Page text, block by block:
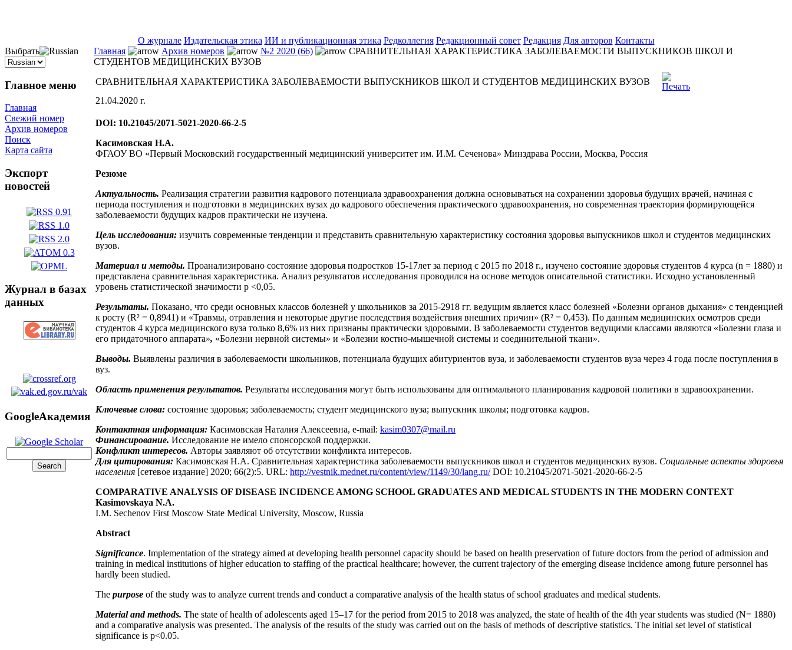
О журнале Издательская этика ИИ и публикационная этика Редколлегия Редакционный совет Редакция Для авторов Контакты
Выбрать
Главное меню
Главная
Свежий номер
Архив номеров
Поиск
Карта сайта
Экспорт
новостей
Журнал в базах
данных
GoogleАкадемия
Главная Архив номеров №2 2020 (66)
СРАВНИТЕЛЬНАЯ ХАРАКТЕРИСТИКА ЗАБОЛЕВАЕМОСТИ ВЫПУСКНИКОВ ШКОЛ И
СТУДЕНТОВ МЕДИЦИНСКИХ ВУЗОВ
СРАВНИТЕЛЬНАЯ ХАРАКТЕРИСТИКА ЗАБОЛЕВАЕМОСТИ ВЫПУСКНИКОВ ШКОЛ И СТУДЕНТОВ МЕДИЦИНСКИХ ВУЗОВ
21.04.2020 г.
DOI: 10.21045/2071-5021-2020-66-2-5
Касимовская Н.А.
ФГАОУ ВО «Первый Московский государственный медицинский университет им. И.М. Сеченова» Минздрава России, Москва, Россия
Резюме
Актуальность. Реализация стратегии развития кадрового потенциала здравоохранения должна основываться на сохранении здоровья будущих врачей, начиная с
периода поступления и подготовки в медицинских вузах до кадрового обеспечения практического здравоохранения, но современная траектория формирующейся
заболеваемости будущих кадров практически не изучена.
Цель исследования: изучить современные тенденции и представить сравнительную характеристику состояния здоровья выпускников школ и студентов медицинских
вузов.
Материал и методы. Проанализировано состояние здоровья подростков 15-17лет за период с 2015 по 2018 г., изучено состояние здоровья студентов 4 курса (n = 1880) и
представлена сравнительная характеристика. Анализ результатов исследования проводился на основе методов описательной статистики. Исходно установленный
уровень статистической значимости р <0,05.
Результаты. Показано, что среди основных классов болезней у школьников за 2015-2918 гг. ведущим является класс болезней «Болезни органов дыхания» с тенденцией
к росту (R² = 0,8941) и «Травмы, отравления и некоторые другие последствия воздействия внешних причин» (R² = 0,453). По данным медицинских осмотров среди
студентов 4 курса медицинского вуза только 8,6% из них признаны практически здоровыми. В заболеваемости студентов ведущими классами являются «Болезни глаза и
его придаточного аппарата», «Болезни нервной системы» и «Болезни костно-мышечной системы и соединительной ткани».
Выводы. Выявлены различия в заболеваемости школьников, потенциала будущих абитуриентов вуза, и заболеваемости студентов вуза через 4 года после поступления в
вуз.
Область применения результатов. Результаты исследования могут быть использованы для оптимального планирования кадровой политики в здравоохранении.
Ключевые слова: состояние здоровья; заболеваемость; студент медицинского вуза; выпускник школы; подготовка кадров.
Контактная информация: Касимовская Наталия Алексеевна, e-mail: kasim0307@mail.ru
Финансирование. Исследование не имело спонсорской поддержки.
Конфликт интересов. Авторы заявляют об отсутствии конфликта интересов.
Для цитирования: Касимовская Н.А. Сравнительная характеристика заболеваемости выпускников школ и студентов медицинских вузов. Социальные аспекты здоровья
населения [сетевое издание] 2020; 66(2):5. URL: http://vestnik.mednet.ru/content/view/1149/30/lang,ru/DOI: 10.21045/2071-5021-2020-66-2-5
COMPARATIVE ANALYSIS OF DISEASE INCIDENCE AMONG SCHOOL GRADUATES AND MEDICAL STUDENTS IN THE MODERN CONTEXT
Kasimovskaya N.A.
I.M. Sechenov First Moscow State Medical University, Moscow, Russia
Abstract
Significance. Implementation of the strategy aimed at developing health personnel capacity should be based on health preservation of future doctors from the period of admission and
training in medical institutions of higher education to staffing of the practical healthcare; however, the current trajectory of the emerging disease incidence among future personnel has
hardly been studied.
The purpose of the study was to analyze current trends and conduct a comparative analysis of the health status of school graduates and medical students.
Material and methods. The state of health of adolescents aged 15–17 for the period from 2015 to 2018 was analyzed, the state of health of the 4th year students was studied (N= 1880)
and a comparative analysis was presented. The analysis of the results of the study was carried out on the basis of methods of descriptive statistics. The initial set level of statistical
significance is p<0.05.